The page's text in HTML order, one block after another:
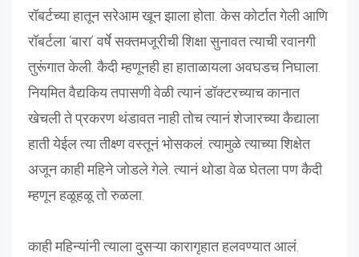
रॉबर्टच्या हातून सरेआम खून झाला होता. केस कोर्टात गेली आणि
रॉबर्टला ‘बारा’ वर्षे सक्तमजूरीची शिक्षा सुनावत त्याची रवानगी
तुरूंगात केली. कैदी म्हणूनही हा हाताळायला अवघडच निघाला.
नियमित वैद्यकिय तपासणी वेळी त्यानं डॉक्टरच्याच कानात
खेचली ते प्रकरण थंडावत नाही तोच त्यानं शेजारच्या कैद्याला
हाती येईल त्या तीक्ष्ण वस्तूनं भोसकलं. त्यामुळे त्याच्या शिक्षेत
अजून काही महिने जोडले गेले. त्यानं थोडा वेळ घेतला पण कैदी
म्हणून हळूहळू तो रुळला.
काही महिन्यांनी त्याला दुसऱ्या कारागृहात हलवण्यात आलं.